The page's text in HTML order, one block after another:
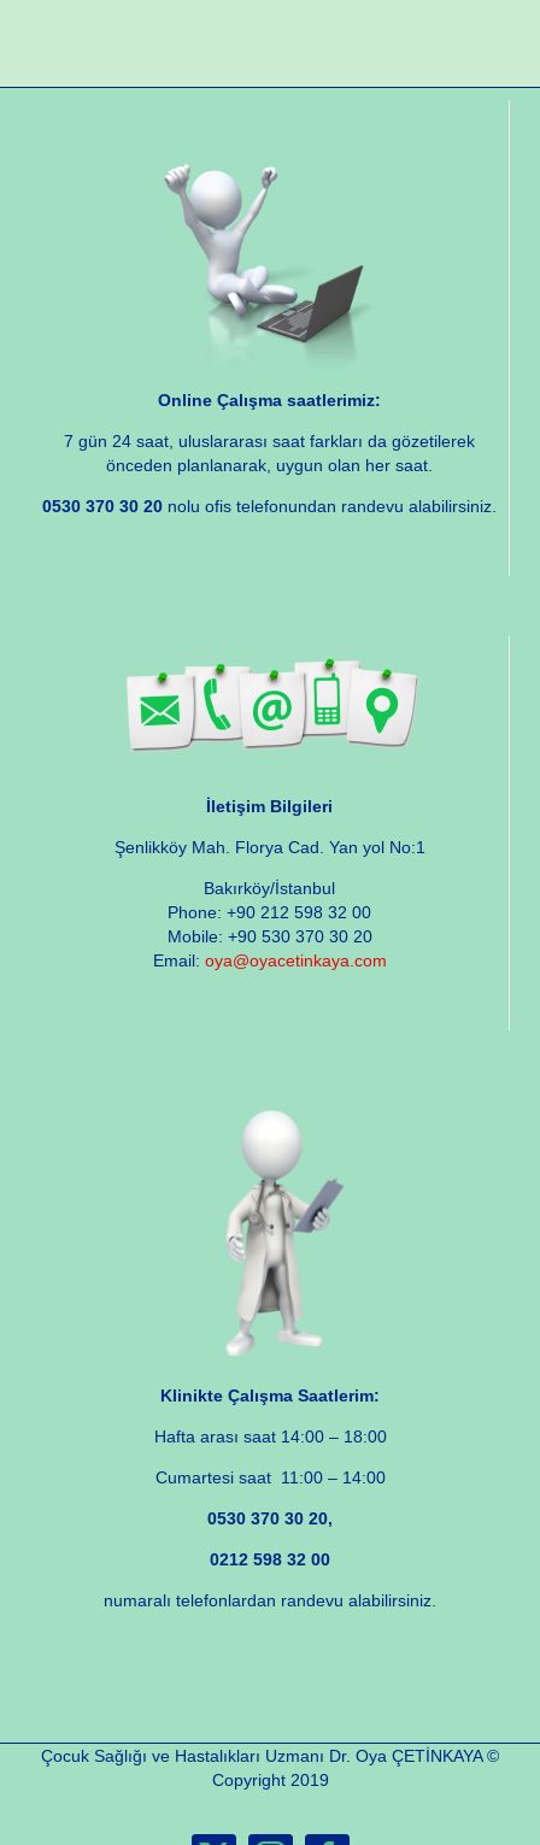
Online Çalışma saatlerimiz:
7 gün 24 saat, uluslararası saat farkları da gözetilerek
önceden planlanarak, uygun olan her saat.
0530 370 30 20 nolu ofis telefonundan randevu alabilirsiniz.
İletişim Bilgileri
Şenlikköy Mah. Florya Cad. Yan yol No:1
Bakırköy/İstanbul
Phone: +90 212 598 32 00
Mobile: +90 530 370 30 20
Email: oya@oyacetinkaya.com
Klinikte Çalışma Saatlerim:
Hafta arası saat 14:00 – 18:00
Cumartesi saat 11:00 – 14:00
0530 370 30 20,
0212 598 32 00
numaralı telefonlardan randevu alabilirsiniz.
Çocuk Sağlığı ve Hastalıkları Uzmanı Dr. Oya ÇETİNKAYA ©
Copyright 2019